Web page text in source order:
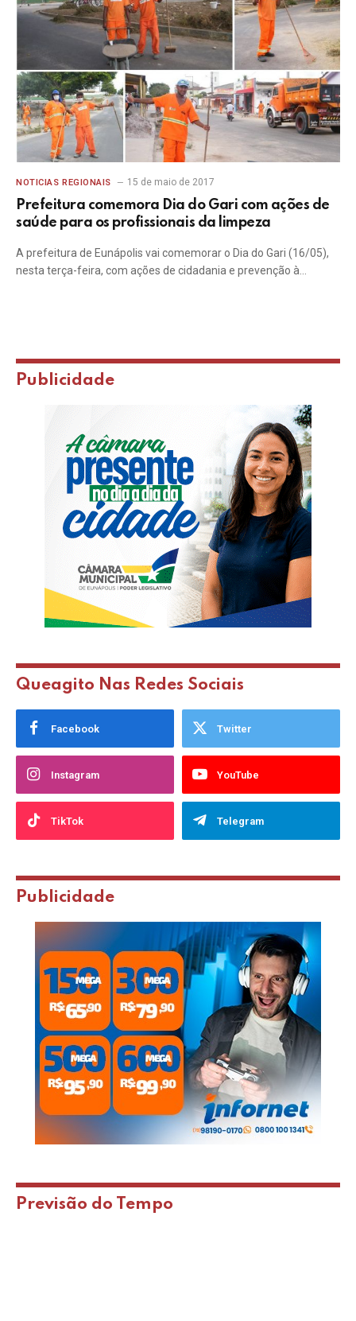
NOTICIAS REGIONAIS 15 de maio de 2017
Prefeitura comemora Dia do Gari com ações de
saúde para os profissionais da limpeza
A prefeitura de Eunápolis vai comemorar o Dia do Gari (16/05),
nesta terça-feira, com ações de cidadania e prevenção à…
Publicidade
Queagito Nas Redes Sociais
Facebook Twitter
Instagram YouTube
TikTok Telegram
Publicidade
Previsão do Tempo